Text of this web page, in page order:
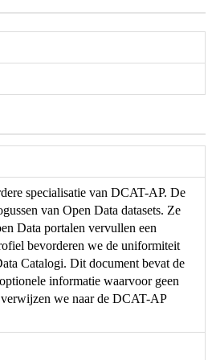
specialisatie van DCAT-AP. De
van Open Data datasets. Ze
Data portalen vervullen een
bevorderen we de uniformiteit
Catalogi. Dit document bevat de
informatie waarvoor geen
we naar de DCAT-AP